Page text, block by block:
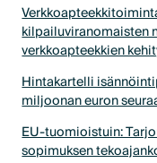
kilpailuviranomaisten
verkkoapteekkien
Hintakartelli
miljoonan euron
EU-tuomioistuin:
sopimuksen